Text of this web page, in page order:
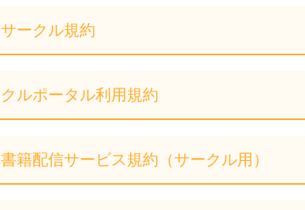
ークル規約
ルポータル利用規約
籍配信サービス規約（サークル用）